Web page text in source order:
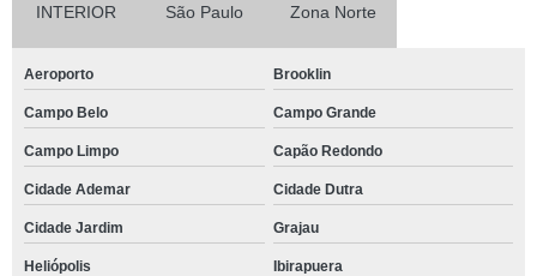
INTERIOR São Paulo Zona Norte
Aeroporto Brooklin
Campo Belo Campo Grande
Campo Limpo Capão Redondo
Cidade Ademar Cidade Dutra
Cidade Jardim Grajau
Heliópolis Ibirapuera